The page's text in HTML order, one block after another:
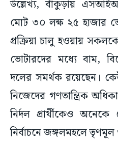
উল্লেখ্য, বাঁকুড়ায়
মোট ৩০ লক্ষ ২৫ হাজার
প্রক্রিয়া চালু হওয়ায়
ভোটারদের মধ্যে বাম,
দলের সমর্থক রয়েছেন।
নিজেদের গণতান্ত্রিক
নির্দল প্রার্থীকেও
নির্বাচনে জঙ্গলমহলে